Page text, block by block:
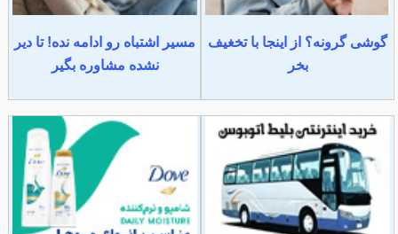
گوشی گرونه؟ از اینجا با تخغیف
بخر
مسیر اشتباه رو ادامه نده! تا دیر
نشده مشاوره بگیر